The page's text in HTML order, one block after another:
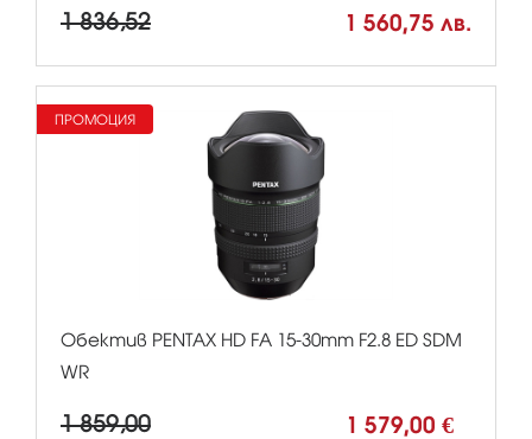
1 836,52 1 560,75 лв.
Обектив PENTAX HD FA 15-30mm F2.8 ED SDM
WR
1 859,00 1 579,00 €
ПРОМОЦИЯ